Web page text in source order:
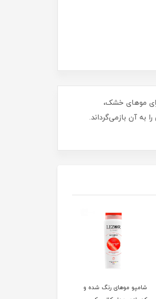
موهای خشک،
آن بازمی‌گرداند.
شامپو موهای رنگ شده و